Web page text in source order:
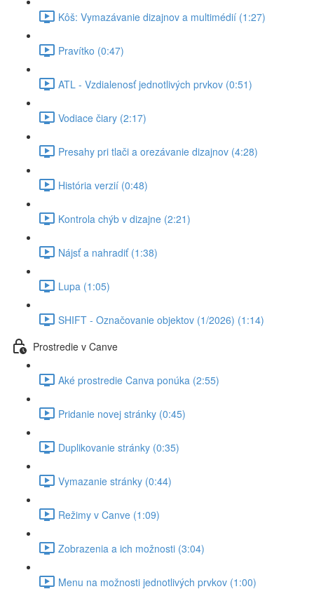
Kôš: Vymazávanie dizajnov a multimédií (1:27)
Pravítko (0:47)
ATL - Vzdialenosť jednotlivých prvkov (0:51)
Vodiace čiary (2:17)
Presahy pri tlači a orezávanie dizajnov (4:28)
História verzií (0:48)
Kontrola chýb v dizajne (2:21)
Nájsť a nahradiť (1:38)
Lupa (1:05)
SHIFT - Označovanie objektov (1/2026) (1:14)
Prostredie v Canve
Aké prostredie Canva ponúka (2:55)
Pridanie novej stránky (0:45)
Duplikovanie stránky (0:35)
Vymazanie stránky (0:44)
Režimy v Canve (1:09)
Zobrazenia a ich možnosti (3:04)
Menu na možnosti jednotlivých prvkov (1:00)